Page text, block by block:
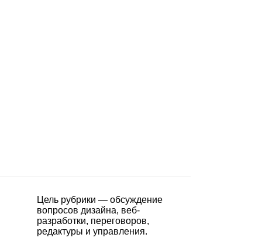
Цель рубрики — обсуждение
вопросов дизайна, веб-
разработки, переговоров,
редактуры и управления.